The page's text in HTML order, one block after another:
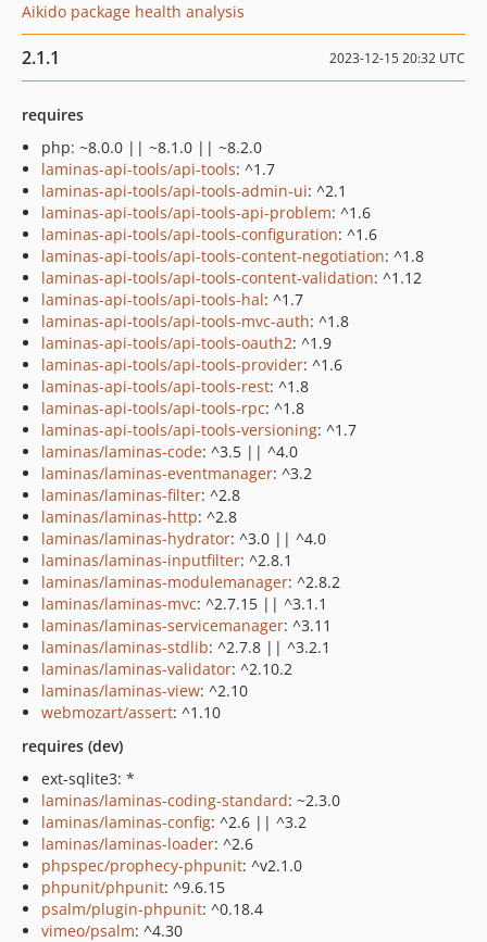
Aikido package health analysis
2.1.1 2023-12-15 20:32 UTC
requires
php: ~8.0.0 || ~8.1.0 || ~8.2.0
laminas-api-tools/api-tools: ^1.7
laminas-api-tools/api-tools-admin-ui: ^2.1
laminas-api-tools/api-tools-api-problem: ^1.6
laminas-api-tools/api-tools-configuration: ^1.6
laminas-api-tools/api-tools-content-negotiation: ^1.8
laminas-api-tools/api-tools-content-validation: ^1.12
laminas-api-tools/api-tools-hal: ^1.7
laminas-api-tools/api-tools-mvc-auth: ^1.8
laminas-api-tools/api-tools-oauth2: ^1.9
laminas-api-tools/api-tools-provider: ^1.6
laminas-api-tools/api-tools-rest: ^1.8
laminas-api-tools/api-tools-rpc: ^1.8
laminas-api-tools/api-tools-versioning: ^1.7
laminas/laminas-code: ^3.5 || ^4.0
laminas/laminas-eventmanager: ^3.2
laminas/laminas-filter: ^2.8
laminas/laminas-http: ^2.8
laminas/laminas-hydrator: ^3.0 || ^4.0
laminas/laminas-inputfilter: ^2.8.1
laminas/laminas-modulemanager: ^2.8.2
laminas/laminas-mvc: ^2.7.15 || ^3.1.1
laminas/laminas-servicemanager: ^3.11
laminas/laminas-stdlib: ^2.7.8 || ^3.2.1
laminas/laminas-validator: ^2.10.2
laminas/laminas-view: ^2.10
webmozart/assert: ^1.10
requires (dev)
ext-sqlite3: *
laminas/laminas-coding-standard: ~2.3.0
laminas/laminas-config: ^2.6 || ^3.2
laminas/laminas-loader: ^2.6
phpspec/prophecy-phpunit: ^v2.1.0
phpunit/phpunit: ^9.6.15
psalm/plugin-phpunit: ^0.18.4
vimeo/psalm: ^4.30